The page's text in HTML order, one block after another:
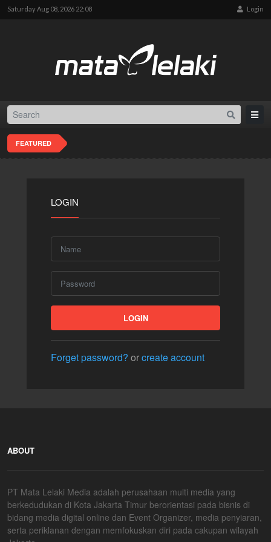
Saturday Aug 08, 2026 22:08 Login
FEATURED
LOGIN
LOGIN
Forget password? orcreate account
ABOUT
PT Mata Lelaki Media adalah perusahaan multi media yang
berkedudukan di Kota Jakarta Timur berorientasi pada bisnis di
bidang media digital online dan Event Organizer, media penyiaran,
serta periklanan dengan memfokuskan diri pada cakupan wilayah